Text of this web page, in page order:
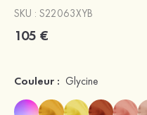
SKU : S22063XYB
105 €
Couleur : Glycine